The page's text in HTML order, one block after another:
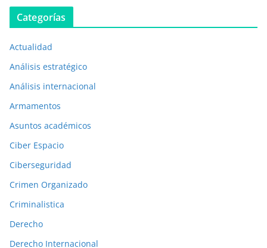
b
c
a
c
o
n
e
a
n
t
r
i
Categorías
Actualidad
Análisis estratégico
Análisis internacional
Armamentos
Asuntos académicos
Ciber Espacio
Ciberseguridad
Crimen Organizado
Criminalistica
Derecho
Derecho Internacional